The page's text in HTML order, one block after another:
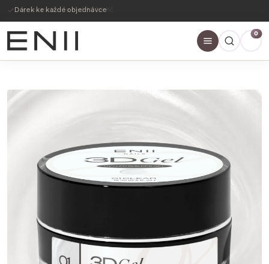
Dárek ke každé objednávce
0